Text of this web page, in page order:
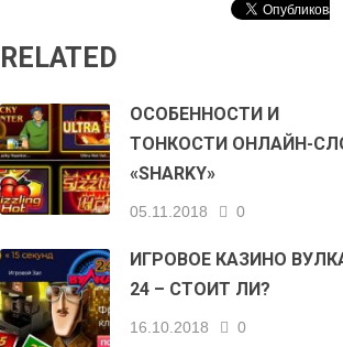
RELATED
ОСОБЕННОСТИ И
ТОНКОСТИ ОНЛАЙН-
«SHARKY»
05.11.2018 0
ИГРОВОЕ КАЗИНО
24 – СТОИТ ЛИ?
16.10.2018 0